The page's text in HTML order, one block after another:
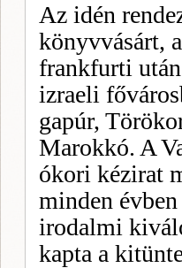
Az idén
könyvvásárt,
frankfurti
izraeli
gapúr,
Marokkó. A
ókori kézirat
minden
irodalmi
kapta a